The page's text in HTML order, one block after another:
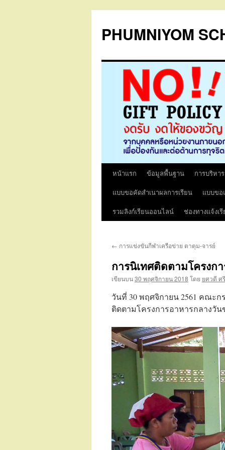
PHUMNIYOM
ข้าม
หน้าแรก ข้อมูลพื้นฐาน
การบริหา
แบบขอคัดสำเนาผลการเรียน
แบบขอ
รวมลิงก์เรียนออนไลน์
ช่องทางแจ้งเ
← การแข่งขันกีฬาเครือข่าย ตาตุม-จารย์
การนิเทศติดตามโครงก
เขียนบน30 พฤศจิกายน 2018 โดย ยศวดี ศ
วันที่ 30 พฤศจิกายน 2561 คณะ
ติดตามโครงการอาหารกลางวั